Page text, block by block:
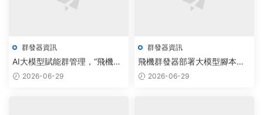
群發器資訊
AI大模型賦能群管理，“飛機群
發器”破解版實現智能采集新突
2026-06-29
群發器資訊
飛機群發器部署大模型腳本，
紙飛機調度成本驟降20%
2026-06-29